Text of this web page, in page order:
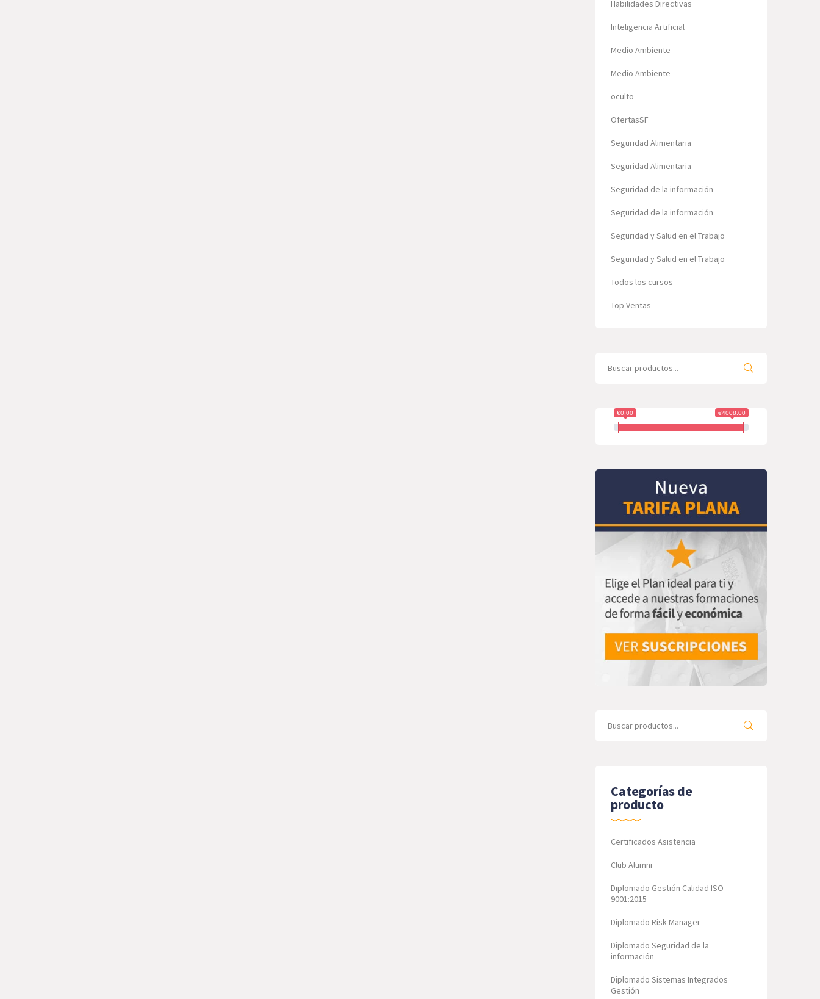
Habilidades Directivas
Inteligencia Artificial
Medio Ambiente
Medio Ambiente
oculto
OfertasSF
Seguridad Alimentaria
Seguridad Alimentaria
Seguridad de la información
Seguridad de la información
Seguridad y Salud en el Trabajo
Seguridad y Salud en el Trabajo
Todos los cursos
Top Ventas
€0.00 €4008.00
Categorías de
producto
Certificados Asistencia
Club Alumni
Diplomado Gestión Calidad ISO
9001:2015
Diplomado Risk Manager
Diplomado Seguridad de la
información
Diplomado Sistemas Integrados
Gestión